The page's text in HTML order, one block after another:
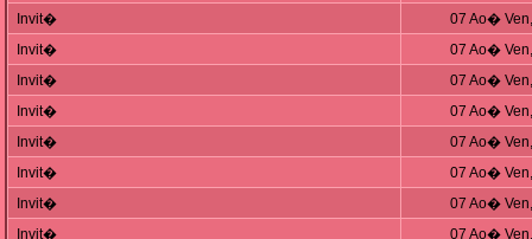
Invit�
07 Ao�
Invit�
07 Ao�
Invit�
07 Ao�
Invit�
07 Ao�
Invit�
07 Ao�
Invit�
07 Ao�
Invit�
07 Ao�
Invit�
07 Ao�